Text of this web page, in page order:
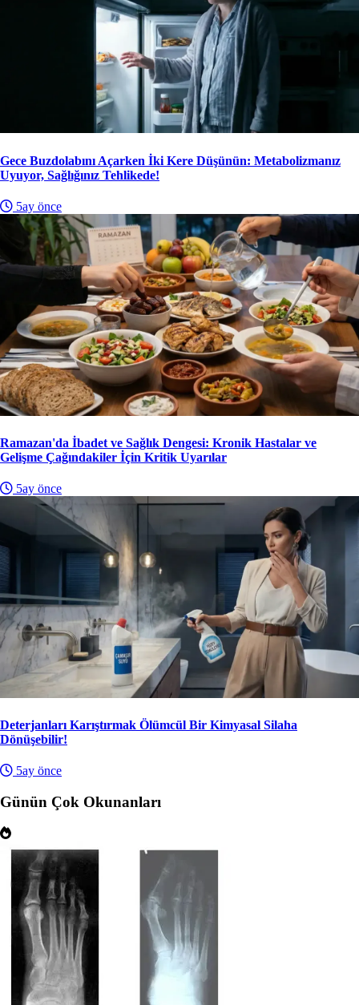
Gece Buzdolabını Açarken İki Kere Düşünün: Metabolizmanız
Uyuyor, Sağlığınız Tehlikede!
5ay önce
Ramazan'da İbadet ve Sağlık Dengesi: Kronik Hastalar ve
Gelişme Çağındakiler İçin Kritik Uyarılar
5ay önce
Deterjanları Karıştırmak Ölümcül Bir Kimyasal Silaha
Dönüşebilir!
5ay önce
Günün Çok Okunanları